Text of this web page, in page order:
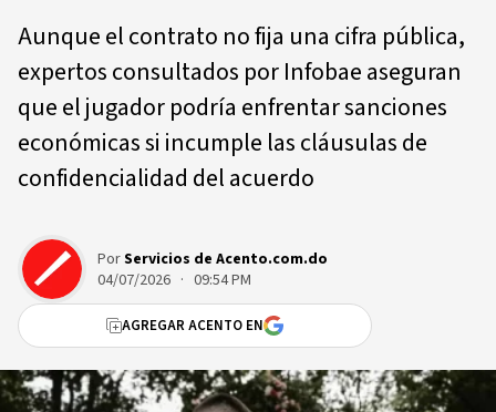
Aunque el contrato no fija una cifra pública,
expertos consultados por Infobae aseguran
que el jugador podría enfrentar sanciones
económicas si incumple las cláusulas de
confidencialidad del acuerdo
PorServicios de Acento.com.do
04/07/2026 · 09:54 PM
AGREGAR ACENTO EN